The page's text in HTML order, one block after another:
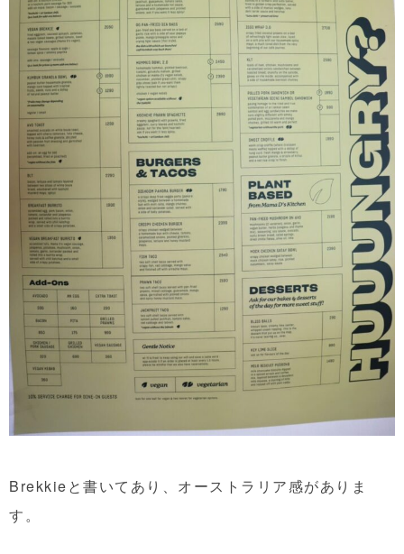
Brekkieと書いてあり、オーストラリア感がありま
す。